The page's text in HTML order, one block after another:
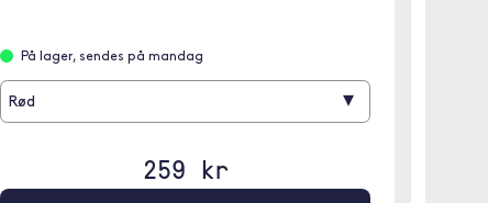
På lager, sendes på mandag
Rød ▾
259 kr